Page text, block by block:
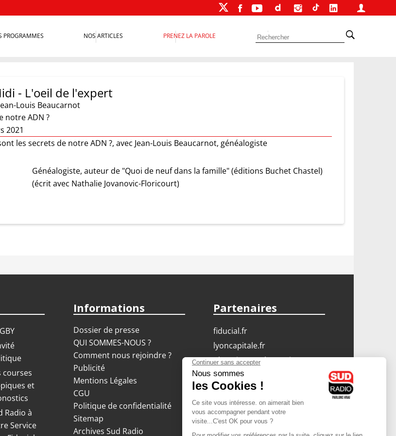
PROGRAMMES NOS ARTICLES PRENEZ LA PAROLE
- L'oeil de l'expert
Louis Beaucarnot
notre ADN ?
2021
les secrets de notre ADN ?, avec Jean-Louis Beaucarnot, généalogiste
Généalogiste, auteur de "Quoi de neuf dans la famille" (éditions Buchet Chastel)
(écrit avec Nathalie Jovanovic-Floricourt)
courses
et
Radio à
Service
Informations
Dossier de presse
QUI SOMMES-NOUS ?
Comment nous rejoindre ?
Publicité
Mentions Légales
CGU
Politique de confidentialité
Sitemap
Archives Sud Radio
Partenaires
fiducial.fr
lyoncapitale.fr
olympique-et-lyonnais.com
L'application Iphone
/ Android
Téléchargez l'application